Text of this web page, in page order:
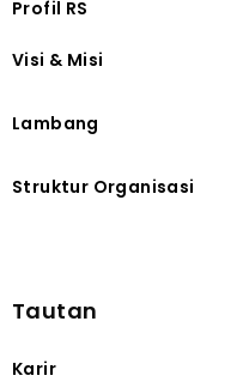
Profil RS
Visi & Misi
Lambang
Struktur Organisasi
Tautan
Karir